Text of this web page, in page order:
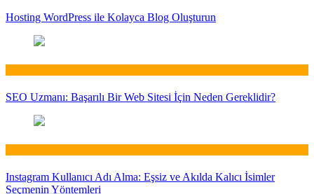
Hosting WordPress ile Kolayca Blog Oluşturun
SEO Uzmanı: Başarılı Bir Web Sitesi İçin Neden Gereklidir?
Instagram Kullanıcı Adı Alma: Eşsiz ve Akılda Kalıcı İsimler
Seçmenin Yöntemleri